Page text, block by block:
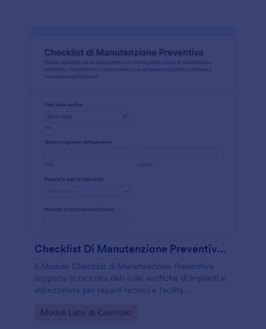
Checklist Di Manutenzione Preventiva Form
Il Modulo Checklist di Manutenzione Preventiva
supporta la raccolta dati sulle verifiche di impianti e
attrezzature per reparti tecnici e facility
ordinata in Jotform.
Go to Category:
Moduli Liste di Controllo